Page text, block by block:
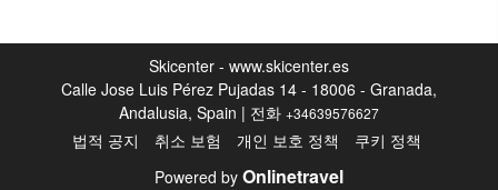
Skicenter - www.skicenter.es
Calle Jose Luis Pérez Pujadas 14 - 18006 - Granada,
Andalusia, Spain | 전화 +34639576627
법적 공지 취소 보험 개인 보호 정책
쿠키 정책
Powered by Onlinetravel